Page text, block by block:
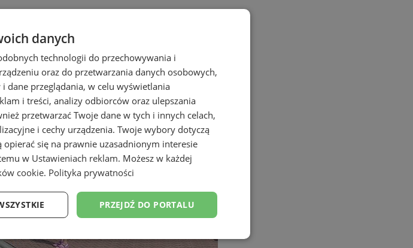
danych
technologii do przechowywania i
oraz do przetwarzania danych osobowych,
dane przeglądania, w celu wyświetlania
i treści, analizy odbiorców oraz ulepszania
przetwarzać Twoje dane w tych i innych celach,
i cechy urządzenia. Twoje wybory dotyczą
się na prawnie uzasadnionym interesie
w Ustawieniach reklam. Możesz w każdej
cookie. Polityka prywatności
PRZEJDŹ DO PORTALU
Funkcjonalność Niesklasyfikowane